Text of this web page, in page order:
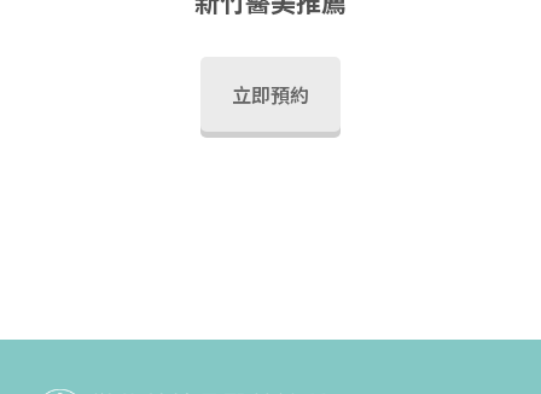
立即預約